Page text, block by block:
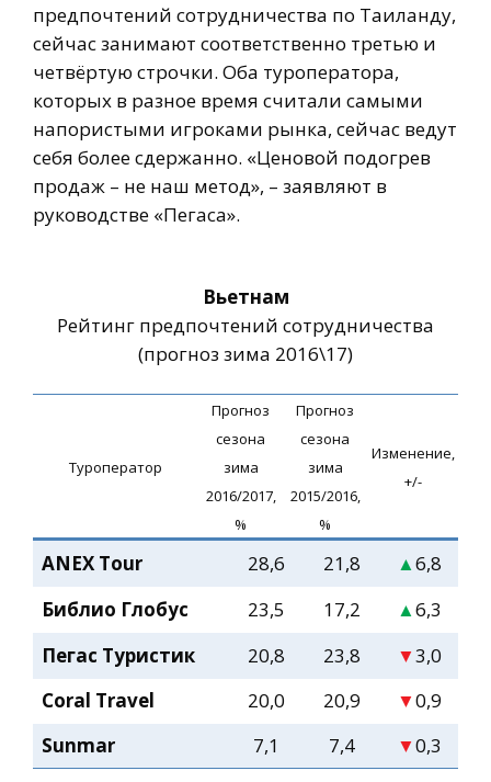
предпочтений сотрудничества по Таиланду,
сейчас занимают соответственно третью и
четвёртую строчки. Оба туроператора,
которых в разное время считали самыми
напористыми игроками рынка, сейчас ведут
себя более сдержанно. «Ценовой подогрев
продаж – не наш метод», – заявляют в
руководстве «Пегаса».
Вьетнам
Рейтинг предпочтений сотрудничества
(прогноз зима 2016\17)
Туроператор
Прогноз
сезона
зима
2016/2017,
%
Прогноз
сезона
зима
2015/2016,
%
Изменение,
+/-
ANEX Tour 28,6 21,8 ▲6,8
Библио Глобус
23,5 17,2 ▲6,3
Пегас Туристик
20,8 23,8 ▼3,0
Coral Travel
20,0 20,9 ▼0,9
Sunmar
7,1 7,4 ▼0,3